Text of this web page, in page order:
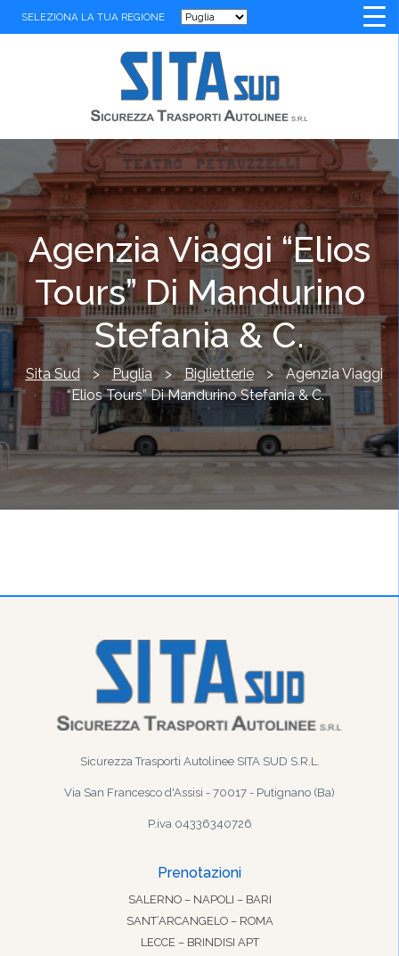
SELEZIONA LA TUA REGIONE
Agenzia Viaggi “Elios
Tours” Di Mandurino
Stefania & C.
Sita Sud > Puglia > Biglietterie > Agenzia Viaggi
“Elios Tours” Di Mandurino Stefania & C.
Sicurezza Trasporti Autolinee SITA SUD S.R.L.
Via San Francesco d'Assisi - 70017 - Putignano (Ba)
P.iva 04336340726
Prenotazioni
SALERNO – NAPOLI – BARI
SANT’ARCANGELO – ROMA
LECCE – BRINDISI APT